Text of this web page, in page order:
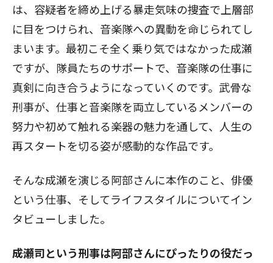
は、容疑者を締め上げる暴走気味の捜査で上層部
に目をつけられ、音楽隊への異動を命じられてし
まいます。最初こそ全く乗り気ではなかった成瀬
ですが、隊員たちのサポートで、音楽隊の仕事に
真剣に向き合うようになっていくのです。武骨な
刑事が、仕事と音楽隊を両立しているメンバーの
努力や初めて触れる楽器の魅力を通して、人生の
再スタートを切る姿が感動的な作品です。
そんな成瀬を演じる阿部さんに本作のこと、俳優
という仕事、そしてライフスタイルについてイン
タビューしました。
――成瀬司という刑事は阿部さんにぴったりの役だっ